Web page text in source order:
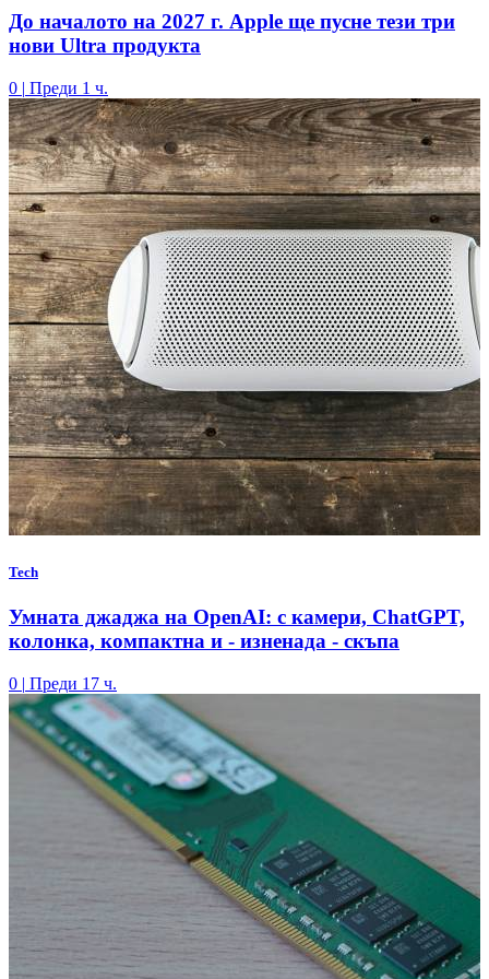
До началото на 2027 г. Apple ще пусне тези три
нови Ultra продукта
0 | Преди 1 ч.
Tech
Умната джаджа на OpenAI: с камери, ChatGPT,
колонка, компактна и - изненада - скъпа
0 | Преди 17 ч.